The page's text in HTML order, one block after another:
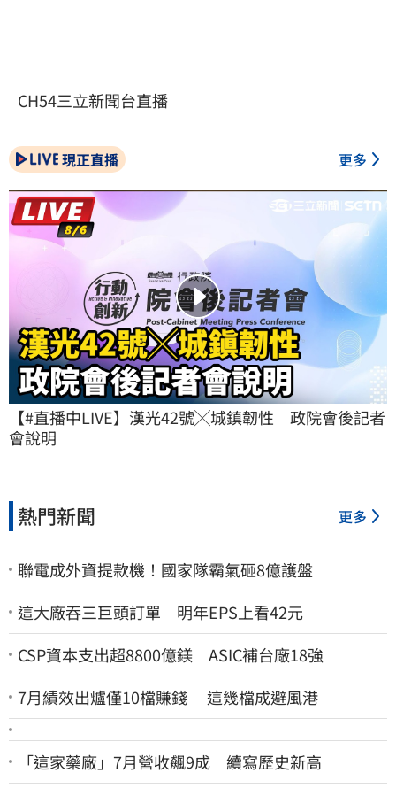
CH54三立新聞台直播
現正直播 更多
【#直播中LIVE】漢光42號╳城鎮韌性　政院會後記者
會說明
熱門新聞 更多
聯電成外資提款機！國家隊霸氣砸8億護盤
這大廠吞三巨頭訂單 明年EPS上看42元
CSP資本支出超8800億鎂 ASIC補台廠18強
7月績效出爐僅10檔賺錢 這幾檔成避風港
「這家藥廠」7月營收飆9成 續寫歷史新高